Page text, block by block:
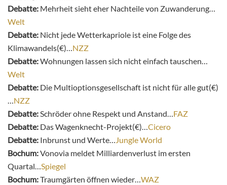
Debatte: Mehrheit sieht eher Nachteile von Zuwanderung…
Welt
Debatte: Nicht jede Wetterkapriole ist eine Folge des
Klimawandels(€)…NZZ
Debatte:Wohnungen lassen sich nicht einfach tauschen…
Welt
Debatte: Die Multioptionsgesellschaft ist nicht für alle gut(€)
…NZZ
Debatte:Schröder ohne Respekt und Anstand…FAZ
Debatte: Das Wagenknecht-Projekt(€)…Cicero
Debatte: Inbrunst und Werte…Jungle World
Bochum:Vonovia meldet Milliardenverlust im ersten
Quartal…Spiegel
Bochum:Traumgärten öffnen wieder…WAZ